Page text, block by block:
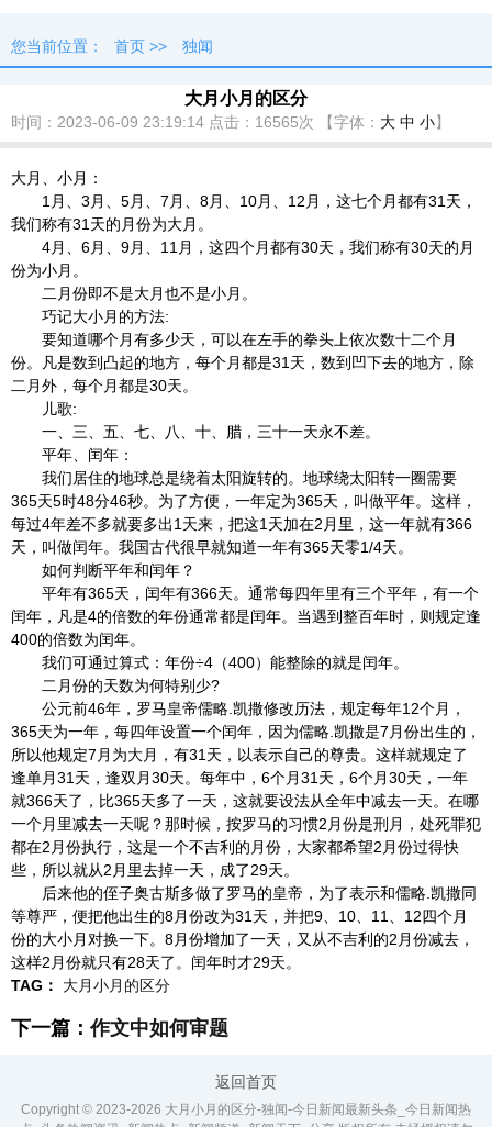
您当前位置： 首页 >> 独闻
大月小月的区分
时间：2023-06-09 23:19:14 点击： 16565次 【字体： 大 中 小】
大月、小月：
1月、3月、5月、7月、8月、10月、12月，这七个月都有31天，
我们称有31天的月份为大月。
4月、6月、9月、11月，这四个月都有30天，我们称有30天的月
份为小月。
二月份即不是大月也不是小月。
巧记大小月的方法:
要知道哪个月有多少天，可以在左手的拳头上依次数十二个月
份。凡是数到凸起的地方，每个月都是31天，数到凹下去的地方，除
二月外，每个月都是30天。
儿歌:
一、三、五、七、八、十、腊，三十一天永不差。
平年、闰年：
我们居住的地球总是绕着太阳旋转的。地球绕太阳转一圈需要
365天5时48分46秒。为了方便，一年定为365天，叫做平年。这样，
每过4年差不多就要多出1天来，把这1天加在2月里，这一年就有366
天，叫做闰年。我国古代很早就知道一年有365天零1/4天。
如何判断平年和闰年？
平年有365天，闰年有366天。通常每四年里有三个平年，有一个
闰年，凡是4的倍数的年份通常都是闰年。当遇到整百年时，则规定逢
400的倍数为闰年。
我们可通过算式：年份÷4（400）能整除的就是闰年。
二月份的天数为何特别少?
公元前46年，罗马皇帝儒略.凯撒修改历法，规定每年12个月，
365天为一年，每四年设置一个闰年，因为儒略.凯撒是7月份出生的，
所以他规定7月为大月，有31天，以表示自己的尊贵。这样就规定了
逢单月31天，逢双月30天。每年中，6个月31天，6个月30天，一年
就366天了，比365天多了一天，这就要设法从全年中减去一天。在哪
一个月里减去一天呢？那时候，按罗马的习惯2月份是刑月，处死罪犯
都在2月份执行，这是一个不吉利的月份，大家都希望2月份过得快
些，所以就从2月里去掉一天，成了29天。
后来他的侄子奥古斯多做了罗马的皇帝，为了表示和儒略.凯撒同
等尊严，便把他出生的8月份改为31天，并把9、10、11、12四个月
份的大小月对换一下。8月份增加了一天，又从不吉利的2月份减去，
这样2月份就只有28天了。闰年时才29天。
TAG：
大月小月的区分
下一篇：作文中如何审题
返回首页
Copyright © 2023-2026 大月小月的区分-独闻-今日新闻最新头条_今日新闻热